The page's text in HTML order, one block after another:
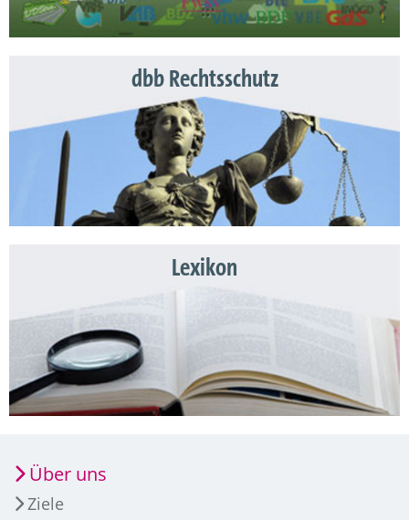
dbb Rechtsschutz
Lexikon
Über uns
Ziele